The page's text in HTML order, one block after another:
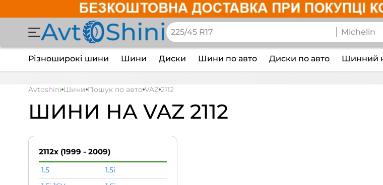
Різноширокі шини Шини Диски Шини по авто Диски по авто Шинний
Avtoshini Шини Пошук по авто VAZ 2112
ШИНИ НА VAZ 2112
2112x (1999 - 2009)
1.5
1.5i